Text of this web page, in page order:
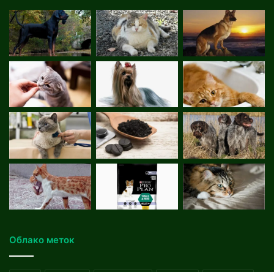
Облако меток